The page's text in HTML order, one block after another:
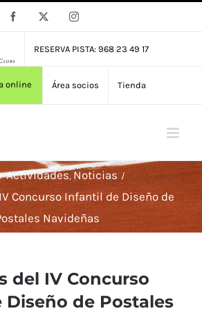
Facebook Instagram
RESERVA PISTA: 968 23 49 17
online Área socios Tienda
Actividades Noticias
Concurso Infantil de Diseño de
Navideñas
del IV Concurso
de Postales